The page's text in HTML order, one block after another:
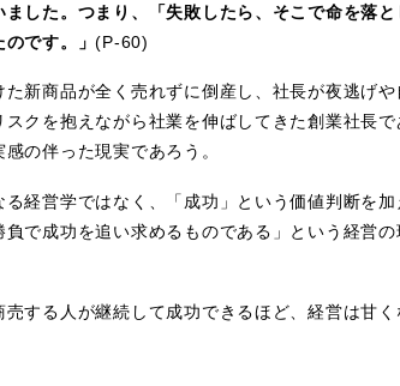
した。つまり、「失敗したら、そこで命を落
のです。」(P-60)
新商品が全く売れずに倒産し、社長が夜逃げや
スクを抱えながら社業を伸ばしてきた創業社長
の伴った現実であろう。
経営学ではなく、「成功」という価値判断を
で成功を追い求めるものである」という経営
する人が継続して成功できるほど、経営は甘く